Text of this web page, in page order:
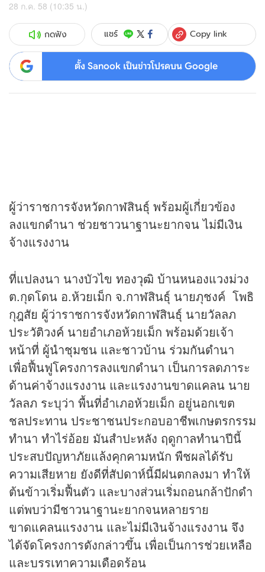
28 ก.ค. 58 (10:35 น.)
กดฟัง แชร์ Copy link
ตั้ง Sanook เป็นข่าวโปรดบน Google
ผู้ว่าราชการจังหวัดกาฬสินธุ์ พร้อมผู้เกี่ยวข้อง
ลงแขกดำนา ช่วยชาวนาฐานะยากจน ไม่มีเงิน
จ้างแรงงาน
ที่แปลงนา นางบัวไข ทองวุฒิ บ้านหนองแวงม่วง
ต.กุดโดน อ.ห้วยเม็ก จ.กาฬสินธุ์ นายภุชงค์ โพธิ
กุฎสัย ผู้ว่าราชการจังหวัดกาฬสินธุ์ นายวัลลภ
ประวัติวงค์ นายอำเภอห้วยเม็ก พร้อมด้วยเจ้า
หน้าที่ ผู้นำชุมชน และชาวบ้าน ร่วมกันดำนา
เพื่อฟื้นฟูโครงการลงแขกดำนา เป็นการลดภาระ
ด้านค่าจ้างแรงงาน และแรงงานขาดแคลน นาย
วัลลภ ระบุว่า พื้นที่อำเภอห้วยเม็ก อยู่นอกเขต
ชลประทาน ประชาชนประกอบอาชีพเกษตรกรรม
ทำนา ทำไร่อ้อย มันสำปะหลัง ฤดูกาลทำนาปีนี้
ประสบปัญหาภัยแล้งคุกคามหนัก พืชผลได้รับ
ความเสียหาย ยังดีที่สัปดาห์นี้มีฝนตกลงมา ทำให้
ต้นข้าวเริ่มฟื้นตัว และบางส่วนเริ่มถอนกล้าปักดำ
แต่พบว่ามีชาวนาฐานะยากจนหลายราย
ขาดแคลนแรงงาน และไม่มีเงินจ้างแรงงาน จึง
ได้จัดโครงการดังกล่าวขึ้น เพื่อเป็นการช่วยเหลือ
และบรรเทาความเดือดร้อน